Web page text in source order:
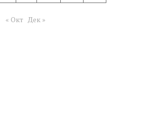
« Окт Дек »